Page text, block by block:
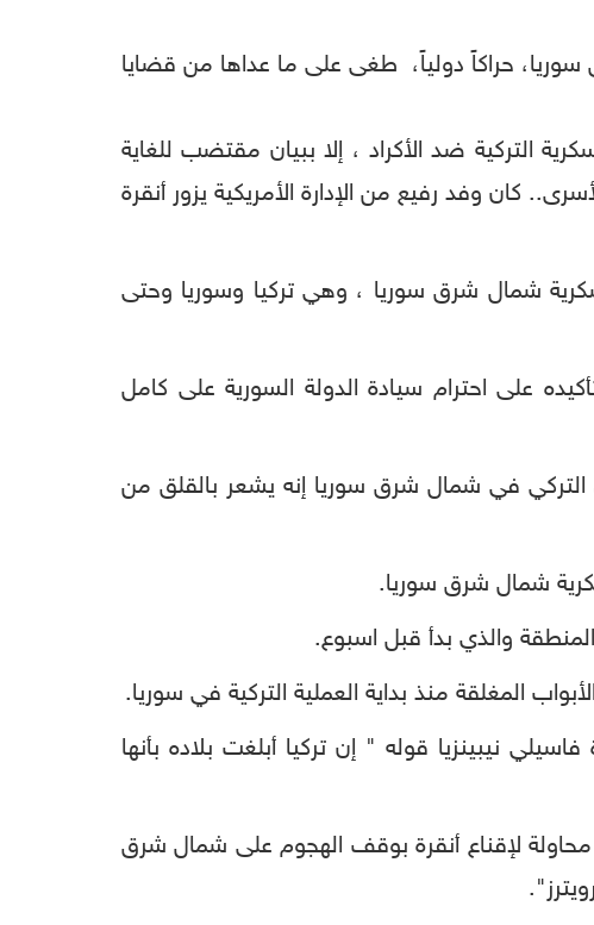
حراكاً دولياً، طغى على ما عداها من قضايا
التركية ضد الأكراد ، إلا ببيان مقتضب للغاية
كان وفد رفيع من الإدارة الأمريكية يزور أنقرة
شمال شرق سوريا ، وهي تركيا وسوريا وحتى
على احترام سيادة الدولة السورية على كامل
التركي في شمال شرق سوريا إنه يشعر بالقلق من
شمال شرق سوريا.
والذي بدأ قبل اسبوع.
نيبينزيا قوله " إن تركيا أبلغت بلاده بأنها
محاولة لإقناع أنقرة بوقف الهجوم على شمال شرق